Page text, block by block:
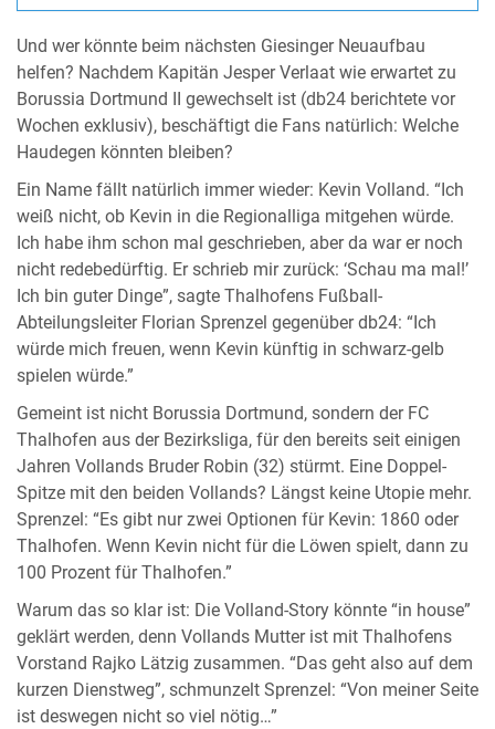
Und wer könnte beim nächsten Giesinger Neuaufbau
helfen? Nachdem Kapitän Jesper Verlaat wie erwartet zu
Borussia Dortmund II gewechselt ist (db24 berichtete vor
Wochen exklusiv), beschäftigt die Fans natürlich: Welche
Haudegen könnten bleiben?
Ein Name fällt natürlich immer wieder: Kevin Volland. “Ich
weiß nicht, ob Kevin in die Regionalliga mitgehen würde.
Ich habe ihm schon mal geschrieben, aber da war er noch
nicht redebedürftig. Er schrieb mir zurück: ‘Schau ma mal!’
Ich bin guter Dinge”, sagte Thalhofens Fußball-
Abteilungsleiter Florian Sprenzel gegenüber db24: “Ich
würde mich freuen, wenn Kevin künftig in schwarz-gelb
spielen würde.”
Gemeint ist nicht Borussia Dortmund, sondern der FC
Thalhofen aus der Bezirksliga, für den bereits seit einigen
Jahren Vollands Bruder Robin (32) stürmt. Eine Doppel-
Spitze mit den beiden Vollands? Längst keine Utopie mehr.
Sprenzel: “Es gibt nur zwei Optionen für Kevin: 1860 oder
Thalhofen. Wenn Kevin nicht für die Löwen spielt, dann zu
100 Prozent für Thalhofen.”
Warum das so klar ist: Die Volland-Story könnte “in house”
geklärt werden, denn Vollands Mutter ist mit Thalhofens
Vorstand Rajko Lätzig zusammen. “Das geht also auf dem
kurzen Dienstweg”, schmunzelt Sprenzel: “Von meiner Seite
ist deswegen nicht so viel nötig…”